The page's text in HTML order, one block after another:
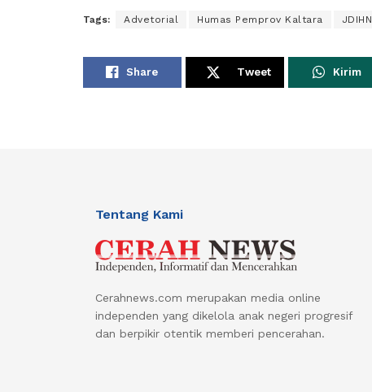
Tags: Advetorial Humas Pemprov Kaltara JDIHN
Share Tweet Kirim
Tentang Kami
Cerahnews.com merupakan media online
independen yang dikelola anak negeri progresif
dan berpikir otentik memberi pencerahan.